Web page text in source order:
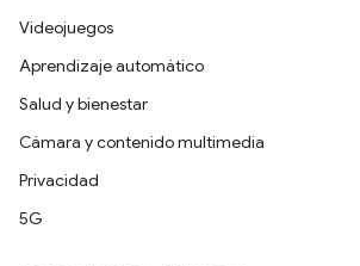
Videojuegos
Aprendizaje automático
Salud y bienestar
Cámara y contenido multimedia
Privacidad
5G